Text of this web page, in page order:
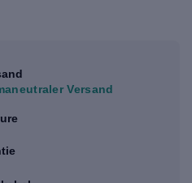
Versand